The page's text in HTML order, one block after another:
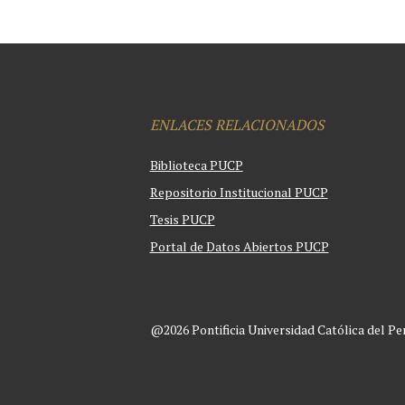
ENLACES RELACIONADOS
Biblioteca PUCP
Repositorio Institucional PUCP
Tesis PUCP
Portal de Datos Abiertos PUCP
@2026 Pontificia Universidad Católica del